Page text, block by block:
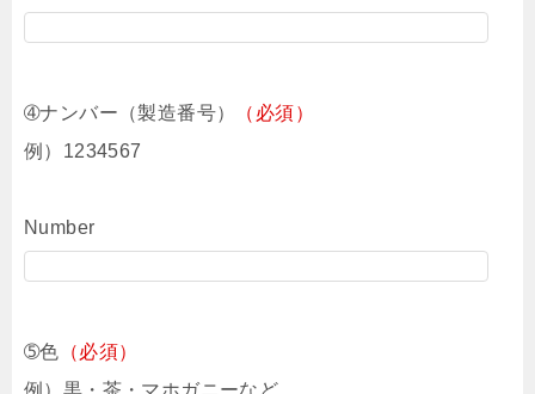
➃ナンバー（製造番号）
（必須）
例）1234567
Number
➄色 （必須）
例）黒・茶・マホガニーなど